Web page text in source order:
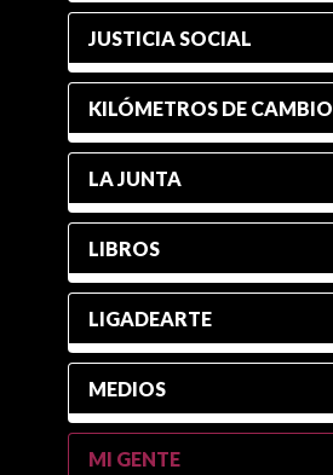
JUSTICIA SOCIAL
KILÓMETROS DE CAMBIO
LA JUNTA
LIBROS
LIGADEARTE
MEDIOS
MI GENTE